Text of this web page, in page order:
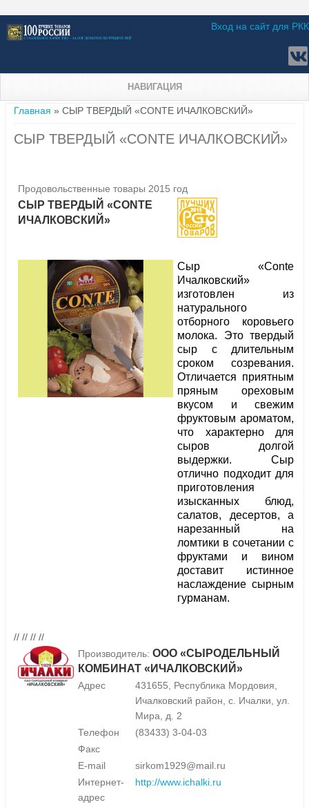
Вход на сайт для РКК
НАВИГАЦИЯ
Вы здесь
Главная » СЫР ТВЕРДЫЙ «CONTE ИЧАЛКОВСКИЙ»
СЫР ТВЕРДЫЙ «CONTE ИЧАЛКОВСКИЙ»
Продовольственные товары 2015 год
СЫР ТВЕРДЫЙ «CONTE
ИЧАЛКОВСКИЙ»
Сыр «Conte
Ичалковский»
изготовлен из
натурального
отборного коровьего
молока. Это твердый
сыр с длительным
сроком созревания.
Отличается приятным
пряным ореховым
вкусом и свежим
фруктовым ароматом,
что характерно для
сыров долгой
выдержки. Сыр
отлично подходит для
приготовления
изысканных блюд,
салатов, десертов, а
нарезанный на
ломтики в сочетании с
фруктами и вином
доставит истинное
наслаждение сырным
гурманам.
// // // //
Производитель: ООО «СЫРОДЕЛЬНЫЙ
КОМБИНАТ «ИЧАЛКОВСКИЙ»
Адрес
431655, Республика Мордовия,
Ичалковский район, с. Ичалки, ул.
Мира, д. 2
Телефон
(83433) 3-04-03
Факс
E-mail
sirkom1929@mail.ru
Интернет-
адрес
http://www.ichalki.ru